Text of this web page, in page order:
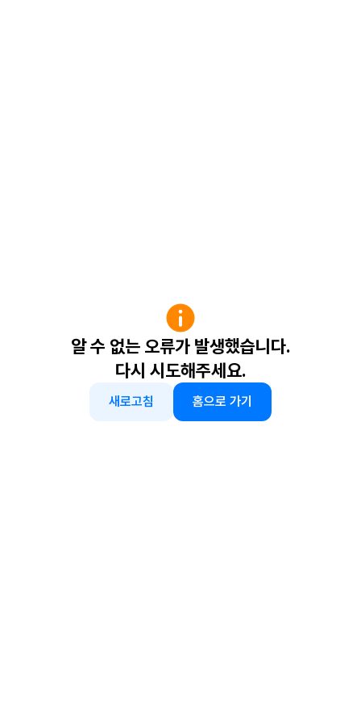
알 수 없는 오류가 발생했습니다.
다시 시도해주세요.
새로고침 홈으로 가기